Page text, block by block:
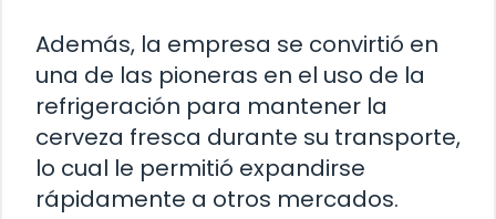
Además, la empresa se convirtió en
una de las pioneras en el uso de la
refrigeración para mantener la
cerveza fresca durante su transporte,
lo cual le permitió expandirse
rápidamente a otros mercados.